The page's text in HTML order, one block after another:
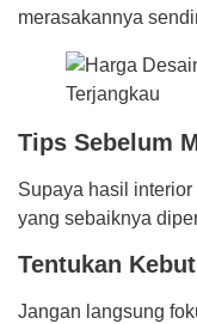
merasakannya
Tips Sebelum
Supaya hasil interior
yang sebaiknya
Tentukan
Jangan langsung